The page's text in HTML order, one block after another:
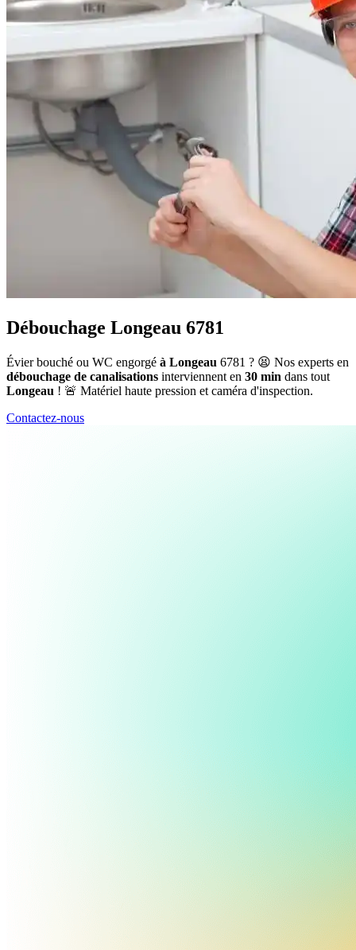
Débouchage Longeau 6781
Évier bouché ou WC engorgé à Longeau 6781 ? 😫 Nos experts en
débouchage de canalisations interviennent en 30 min dans tout
Longeau ! 🚨 Matériel haute pression et caméra d'inspection.
Contactez-nous